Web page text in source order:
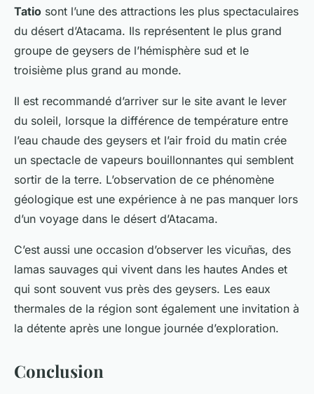
Tatio sont l’une des attractions les plus spectaculaires
du désert d’Atacama. Ils représentent le plus grand
groupe de geysers de l’hémisphère sud et le
troisième plus grand au monde.
Il est recommandé d’arriver sur le site avant le lever
du soleil, lorsque la différence de température entre
l’eau chaude des geysers et l’air froid du matin crée
un spectacle de vapeurs bouillonnantes qui semblent
sortir de la terre. L’observation de ce phénomène
géologique est une expérience à ne pas manquer lors
d’un voyage dans le désert d’Atacama.
C’est aussi une occasion d’observer les vicuñas, des
lamas sauvages qui vivent dans les hautes Andes et
qui sont souvent vus près des geysers. Les eaux
thermales de la région sont également une invitation à
la détente après une longue journée d’exploration.
Conclusion